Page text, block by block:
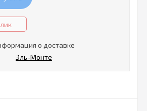
о доставке
Эль-Монте